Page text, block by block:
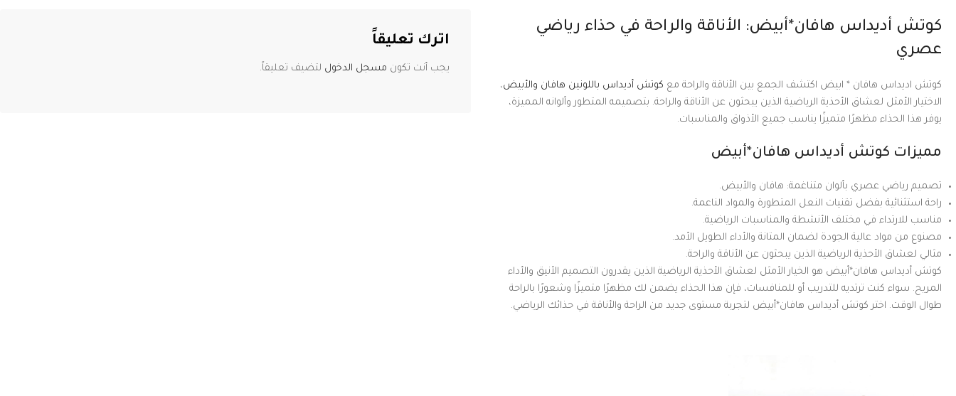
كوتش أديداس هافان*أبيض: الأناقة والراحة في حذاء رياضي
عصري
كوتش اديداس هافان * ابيض اكتشف الجمع بين الأناقة والراحة مع كوتش أديداس باللونين هافان والأبيض،
الاختيار الأمثل لعشاق الأحذية الرياضية الذين يبحثون عن الأناقة والراحة. بتصميمه المتطور وألوانه المميزة،
يوفر هذا الحذاء مظهرًا متميزًا يناسب جميع الأذواق والمناسبات.
مميزات كوتش أديداس هافان*أبيض
تصميم رياضي عصري بألوان متناغمة: هافان والأبيض.
راحة استثنائية بفضل تقنيات النعل المتطورة والمواد الناعمة.
مناسب للارتداء في مختلف الأنشطة والمناسبات الرياضية.
مصنوع من مواد عالية الجودة لضمان المتانة والأداء الطويل الأمد.
مثالي لعشاق الأحذية الرياضية الذين يبحثون عن الأناقة والراحة.
كوتش أديداس هافان*أبيض هو الخيار الأمثل لعشاق الأحذية الرياضية الذين يقدرون التصميم الأنيق والأداء
المريح. سواء كنت ترتديه للتدريب أو للمنافسات، فإن هذا الحذاء يضمن لك مظهرًا متميزًا وشعورًا بالراحة
طوال الوقت. اختر كوتش أديداس هافان*أبيض لتجربة مستوى جديد من الراحة والأناقة في حذائك الرياضي.
اترك تعليقاً
يجب أنت تكون مسجل الدخول لتضيف تعليقاً.